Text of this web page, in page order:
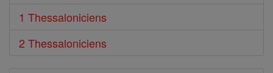
1 Thessaloniciens
2 Thessaloniciens